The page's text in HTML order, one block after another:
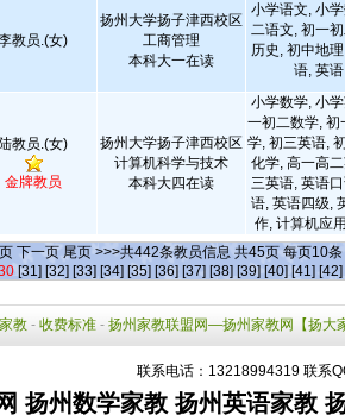
教员.(女)
扬州大学扬子津西校区
工商管理
本科大一在读
小学语文, 小
二语文, 初一
历史, 初中地
语, 英
陆教员.(女)
金牌教员
扬州大学扬子津西校区
计算机科学与技术
本科大四在读
小学数学, 小
一初二数学, 初
学, 初三英语,
化学, 高一高
三英语, 英语
语, 英语四级,
作, 计算机应
下一页 尾页 >>>共442条教员信息 共45页 每页10条
[31] [32] [33] [34] [35] [36] [37] [38] [39] [40] [41] [42]
教 - 收费标准 - 扬州家教联盟网—扬州家教网【扬大
联系电话：13218994319 联系
扬州数学家教 扬州英语家教